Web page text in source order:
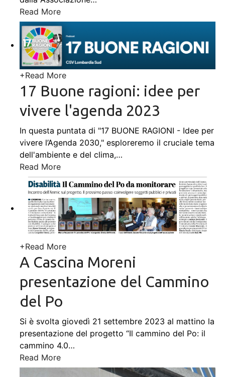
Read More
+Read More
17 Buone ragioni: idee per
vivere l'agenda 2023
In questa puntata di "17 BUONE RAGIONI - Idee per
vivere l’Agenda 2030," esploreremo il cruciale tema
dell'ambiente e del clima,…
Read More
+Read More
A Cascina Moreni
presentazione del Cammino
del Po
Si è svolta giovedì 21 settembre 2023 al mattino la
presentazione del progetto “Il cammino del Po: il
cammino 4.0…
Read More